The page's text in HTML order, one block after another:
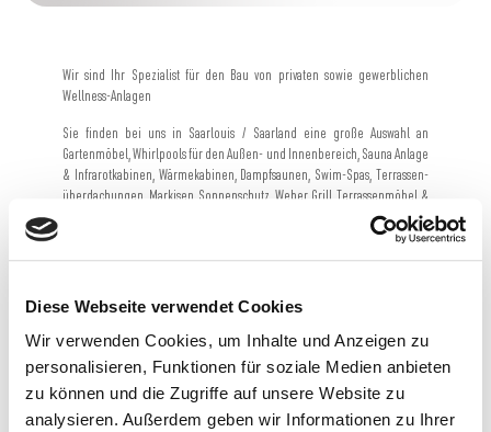
Diese Webseite verwendet Cookies
Wir verwenden Cookies, um Inhalte und Anzeigen zu
personalisieren, Funktionen für soziale Medien anbieten
zu können und die Zugriffe auf unsere Website zu
analysieren. Außerdem geben wir Informationen zu Ihrer
Wir sind Ihr Spezialist für den Bau von privaten sowie gewerblichen
Wellness-Anlagen
Sie finden bei uns in Saarlouis / Saarland eine große Auswahl an
Gartenmöbel, Whirlpools für den Außen- und Innenbereich, Sauna Anlage
& Infrarotkabinen, Wärmekabinen, Dampfsaunen, Swim-Spas, Terrassen-
überdachungen, Markisen, Sonnenschutz, Weber Grill, Terrassenmöbel &
besonderen Art mit schönen Gazebo Pavillons und der größten Weber
Grill-Ausstellung im Saarland mit eigener Grillakademie, in der Sie